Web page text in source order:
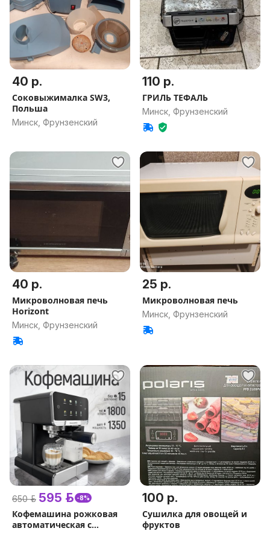
40 р.
Соковыжималка SW3,
Польша
Минск, Фрунзенский
110 р.
ГРИЛЬ ТЕФАЛЬ
Минск, Фрунзенский
40 р.
Микроволновая печь
Horizont
Минск, Фрунзенский
25 р.
Микроволновая печь
Минск, Фрунзенский
650 р. 595 р. -8%
Кофемашина рожковая
автоматическая с
100 р.
Сушилка для овощей и
фруктов